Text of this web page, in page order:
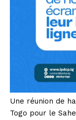
Une réunion de
Togo pour le